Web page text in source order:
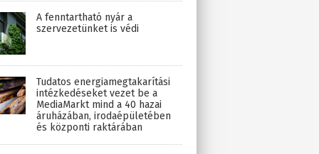
A fenntartható nyár a
szervezetünket is védi
Tudatos energiamegtakarítási
intézkedéseket vezet be a
MediaMarkt mind a 40 hazai
áruházában, irodaépületében
és központi raktárában